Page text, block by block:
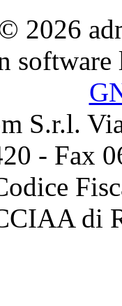
2026
S.r.l.
- Fax
di